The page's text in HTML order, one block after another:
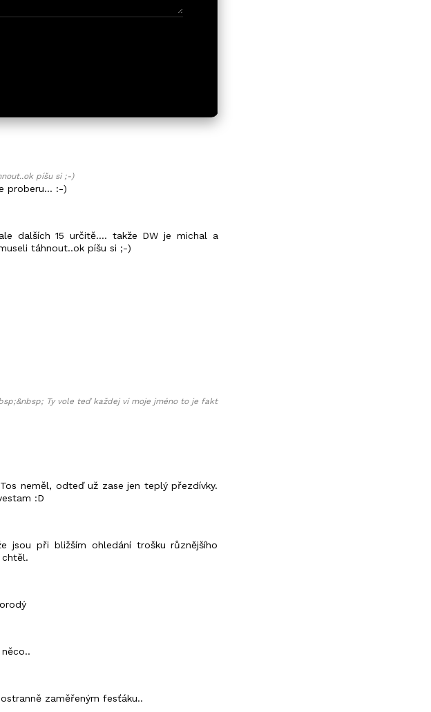
píšu si ;-)
proberu... :-)
dalších 15 určitě.... takže DW je michal a
táhnout..ok píšu si ;-)
Ty vole teď každej ví moje jméno to je fakt
neměl, odteď už zase jen teplý přezdívky.
:D
jsou při bližším ohledání trošku různějšího
chtěl.
zaměřeným fesťáku..